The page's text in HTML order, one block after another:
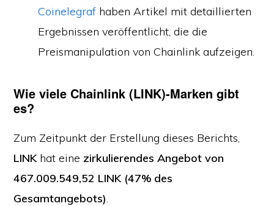
Coinelegraf haben Artikel mit detaillierten
Ergebnissen veröffentlicht, die die
Preismanipulation von Chainlink aufzeigen.
Wie viele Chainlink (LINK)-Marken gibt
es?
Zum Zeitpunkt der Erstellung dieses Berichts,
LINK hat eine zirkulierendes Angebot von
467.009.549,52 LINK (47% des
Gesamtangebots).